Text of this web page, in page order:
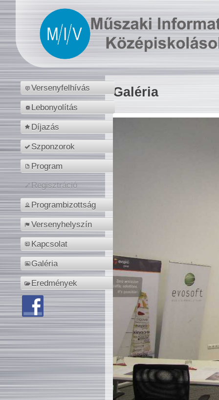
Versenyfelhívás
Lebonyolítás
Díjazás
Szponzorok
Program
Regisztráció
Programbizottság
Versenyhelyszín
Kapcsolat
Galéria
Eredmények
Galéria